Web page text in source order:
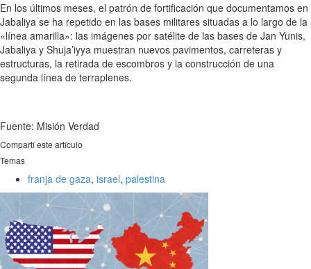
En los últimos meses, el patrón de fortificación que documentamos en
Jabaliya se ha repetido en las bases militares situadas a lo largo de la
«línea amarilla»: las imágenes por satélite de las bases de Jan Yunis,
Jabaliya y Shuja’iyya muestran nuevos pavimentos, carreteras y
estructuras, la retirada de escombros y la construcción de una
segunda línea de terraplenes.
Fuente: Misión Verdad
Compartí este artículo
Temas
franja de gaza, israel, palestina